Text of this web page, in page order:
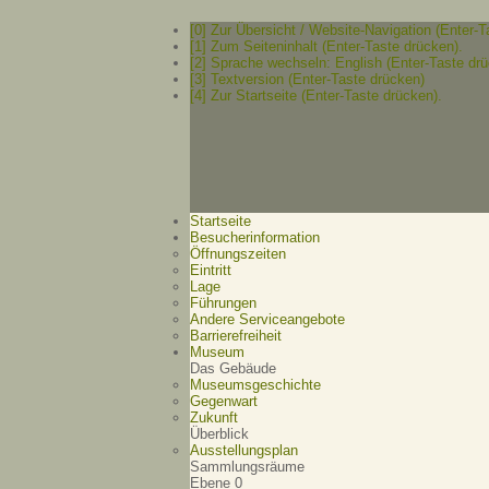
[0] Zur Übersicht / Website-Navigation (Enter-
[1] Zum Seiteninhalt (Enter-Taste drücken).
[2] Sprache wechseln: English (Enter-Taste
[3] Textversion (Enter-Taste drücken)
[4] Zur Startseite (Enter-Taste drücken).
Startseite
Besucherinformation
Öffnungszeiten
Eintritt
Lage
Führungen
Andere Serviceangebote
Barrierefreiheit
Museum
Das Gebäude
Museumsgeschichte
Gegenwart
Zukunft
Überblick
Ausstellungsplan
Sammlungsräume
Ebene 0